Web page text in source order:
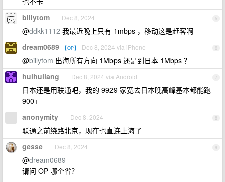
5
billytom Dec 8, 2024
@ddkk1112 我最近晚上只有 1mbps ，移动这是赶客啊
6
dream0689 OP Dec 8, 2024 via iPhone
@billytom 出海所有方向 1Mbps 还是到日本 1Mbps ？
7
huihuilang Dec 8, 2024 via Android
日本还是用联通吧，我的 9929 家宽去日本晚高峰基本都能跑
900+
8
anonymity Dec 8, 2024
联通之前绕路北京，现在也直连上海了
9
gesse Dec 8, 2024
@dream0689
请问 OP 哪个省？